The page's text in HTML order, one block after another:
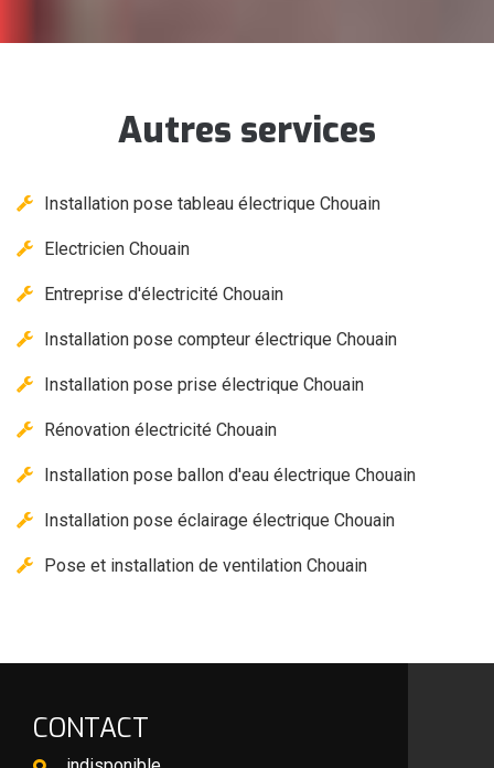
Autres services
Installation pose tableau électrique Chouain
Electricien Chouain
Entreprise d'électricité Chouain
Installation pose compteur électrique Chouain
Installation pose prise électrique Chouain
Rénovation électricité Chouain
Installation pose ballon d'eau électrique Chouain
Installation pose éclairage électrique Chouain
Pose et installation de ventilation Chouain
CONTACT